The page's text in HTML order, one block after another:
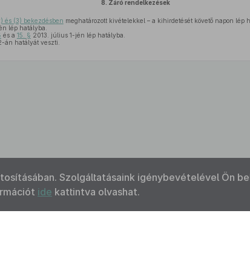
8. Záró rendelkezések
és (3) bekezdésben meghatározott kivételekkel – a kihirdetését követő napon lép
lép hatályba.
és a 15. § 2013. július 1-jén lép hatályba.
án hatályát veszti.
Szolgáltatásaink igénybevételével Ön
ide kattintva olvashat.